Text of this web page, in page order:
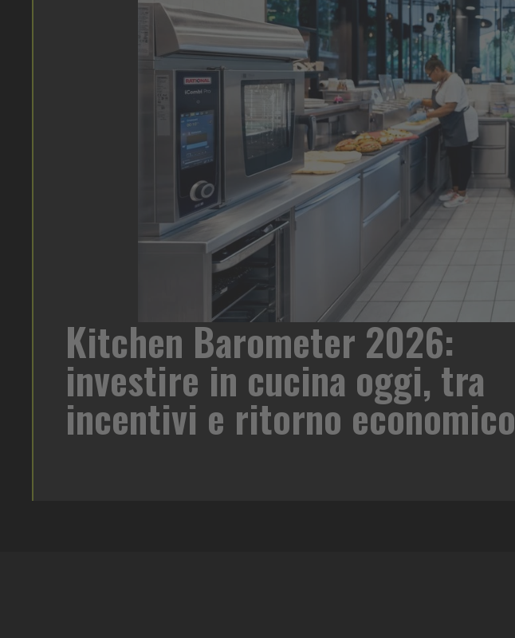
Kitchen Barometer 2026:
investire in cucina oggi, tra
incentivi e ritorno economico